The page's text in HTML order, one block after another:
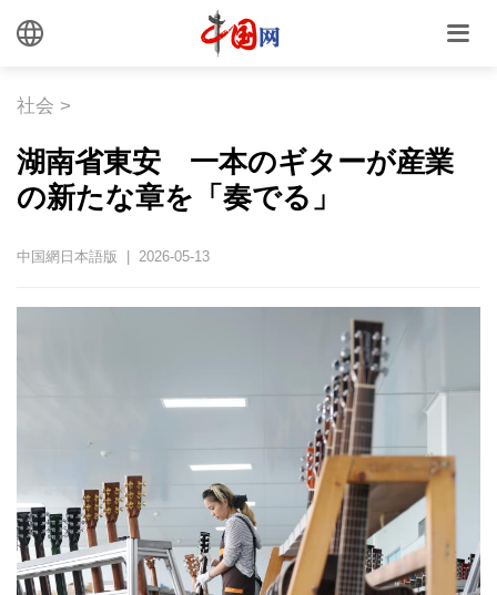
社会 >
湖南省東安 一本のギターが産業
の新たな章を「奏でる」
中国網日本語版 | 2026-05-13